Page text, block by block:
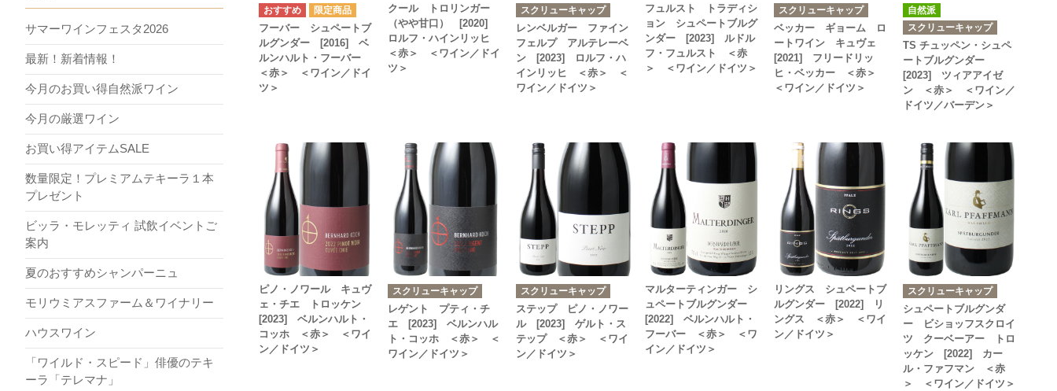
フーバー シュペートブ
ルグンダー [2016] ベ
ルンハルト・フーバー
＜赤＞ ＜ワイン／ドイ
ツ＞
クール トロリンガー
（やや甘口） [2020]
ロルフ・ハインリッヒ
＜赤＞ ＜ワイン／ドイ
ツ＞
スクリューキャップ
レンベルガー ファイン
フェルプ アルテレーベ
ン [2023] ロルフ・ハ
インリッヒ ＜赤＞ ＜
ワイン／ドイツ＞
フュルスト トラディシ
ョン シュペートブルグ
ンダー [2023] ルドル
フ・フュルスト ＜赤
＞ ＜ワイン／ドイツ＞
スクリューキャップ
ベッカー ギョーム ロ
ートワイン キュヴェ
[2021] フリードリッ
ヒ・ベッカー ＜赤＞
＜ワイン／ドイツ＞
自然派
スクリューキャップ
TS チュッペン・シュペ
ートブルグンダー
[2023] ツィアアイゼ
ン ＜赤＞ ＜ワイン／
ドイツ／バーデン＞
ピノ・ノワール キュヴ
ェ・チエ トロッケン
[2023] ベルンハルト・
コッホ ＜赤＞ ＜ワイ
ン／ドイツ＞
スクリューキャップ
レゲント プティ・チ
エ [2023] ベルンハル
ト・コッホ ＜赤＞ ＜
ワイン／ドイツ＞
スクリューキャップ
ステップ ピノ・ノワー
ル [2023] ゲルト・ス
テップ ＜赤＞ ＜ワイ
ン／ドイツ＞
マルターティンガー シ
ュペートブルグンダー
[2022] ベルンハルト・
フーバー ＜赤＞ ＜ワ
イン／ドイツ＞
リングス シュペートブ
ルグンダー [2022] リ
ングス ＜赤＞ ＜ワイ
ン／ドイツ＞
スクリューキャップ
シュペートブルグンダ
ー ビショッフスクロイ
ツ クーベーアー トロ
ッケン [2022] カー
ル・ファフマン ＜赤
＞ ＜ワイン／ドイツ＞
サマーワインフェスタ2026
最新！新着情報！
今月のお買い得自然派ワイン
今月の厳選ワイン
お買い得アイテムSALE
数量限定！プレミアムテキーラ１本
プレゼント
ビッラ・モレッティ 試飲イベントご
案内
夏のおすすめシャンパーニュ
モリウミアスファーム＆ワイナリー
ハウスワイン
「ワイルド・スピード」俳優のテキ
ーラ「テレマナ」